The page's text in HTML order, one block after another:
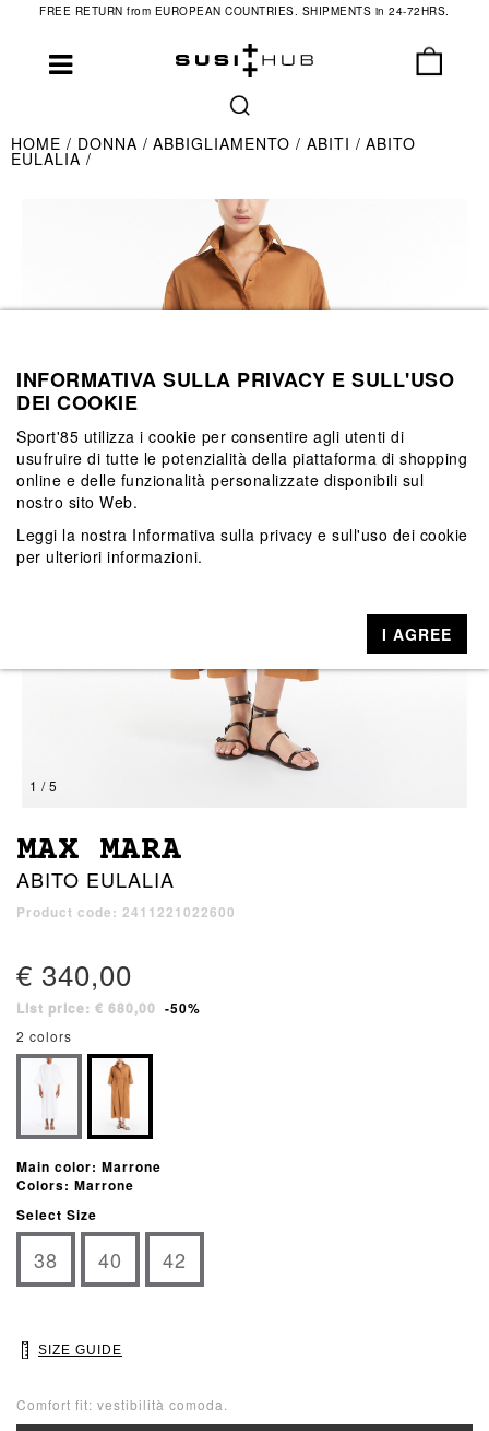
FREE RETURN from EUROPEAN COUNTRIES. SHIPMENTS in 24-72HRS.
HOME DONNA ABBIGLIAMENTO ABITI ABITO
EULALIA
1 / 5
MAX MARA
ABITO EULALIA
Product code: 2411221022600
€ 340,00
List price: € 680,00 -50%
2 colors
Main color: Marrone
Colors: Marrone
Select Size
38 40 42
SIZE GUIDE
Comfort fit: vestibilità comoda.
INFORMATIVA SULLA PRIVACY E SULL'USO
DEI COOKIE
Sport'85 utilizza i cookie per consentire agli utenti di
usufruire di tutte le potenzialità della piattaforma di shopping
online e delle funzionalità personalizzate disponibili sul
nostro sito Web.
Leggi la nostra Informativa sulla privacy e sull'uso dei cookie
per ulteriori informazioni.
I AGREE